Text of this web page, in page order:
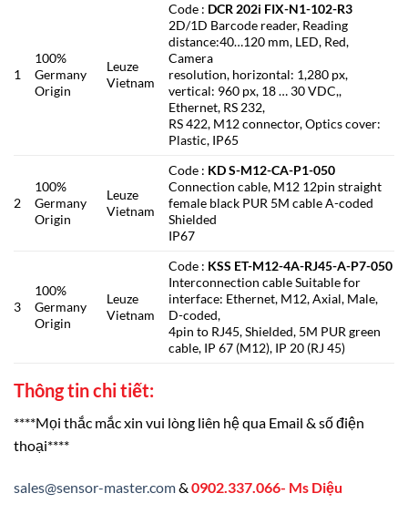
1
100%
Germany
Origin
Leuze
Vietnam
Code : DCR 202i FIX-N1-102-R3
2D/1D Barcode reader, Reading
distance:40…120 mm, LED, Red,
Camera
resolution, horizontal: 1,280 px,
vertical: 960 px, 18 … 30 VDC,,
Ethernet, RS 232,
RS 422, M12 connector, Optics cover:
Plastic, IP65
2
100%
Germany
Origin
Leuze
Vietnam
Code : KD S-M12-CA-P1-050
Connection cable, M12 12pin straight
female black PUR 5M cable A-coded
Shielded
IP67
3
100%
Germany
Origin
Leuze
Vietnam
Code : KSS ET-M12-4A-RJ45-A-P7-050
Interconnection cable Suitable for
interface: Ethernet, M12, Axial, Male,
D-coded,
4pin to RJ45, Shielded, 5M PUR green
cable, IP 67 (M12), IP 20 (RJ 45)
Thông tin chi tiết:
****Mọi thắc mắc xin vui lòng liên hệ qua Email & số điện
thoại****
sales@sensor-master.com& 0902.337.066- Ms Diệu